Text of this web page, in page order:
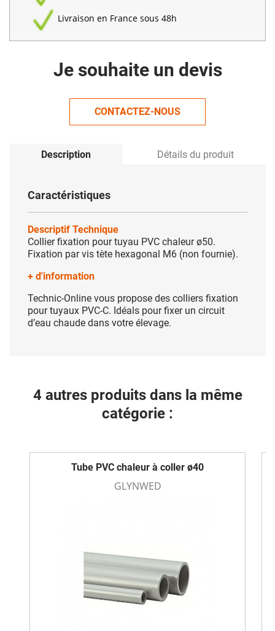
Livraison en France sous 48h
Je souhaite un devis
CONTACTEZ-NOUS
Description Détails du produit
Caractéristiques
Descriptif Technique
Collier fixation pour tuyau PVC chaleur ø50.
Fixation par vis tète hexagonal M6 (non fournie).
+ d'information
Technic-Online vous propose des colliers fixation
pour tuyaux PVC-C. Idéals pour fixer un circuit
d’eau chaude dans votre élevage.
4 autres produits dans la même
catégorie :
Tube PVC chaleur à coller ø40
GLYNWED